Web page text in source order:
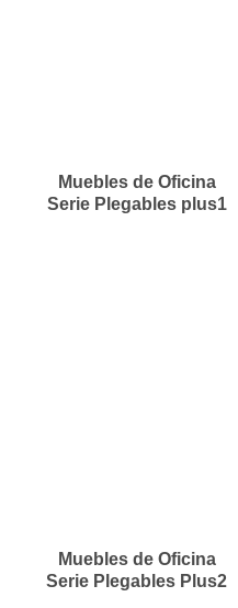
Muebles de Oficina
Serie Plegables plus1
Muebles de Oficina
Serie Plegables Plus2